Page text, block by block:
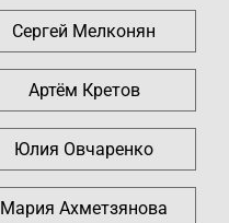
Сергей Мелконян
Артём Кретов
Юлия Овчаренко
Мария Ахметзянова